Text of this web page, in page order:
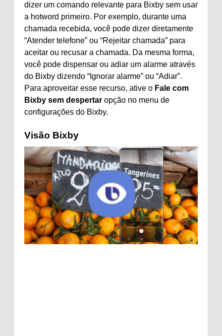
dizer um comando relevante para Bixby sem usar
a hotword primeiro. Por exemplo, durante uma
chamada recebida, você pode dizer diretamente
“Atender telefone” ou “Rejeitar chamada” para
aceitar ou recusar a chamada. Da mesma forma,
você pode dispensar ou adiar um alarme através
do Bixby dizendo “Ignorar alarme” ou “Adiar”.
Para aproveitar esse recurso, ative o Fale com
Bixby sem despertar opção no menu de
configurações do Bixby.
Visão Bixby